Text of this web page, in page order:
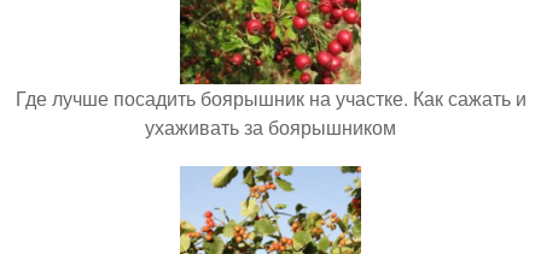
Где лучше посадить боярышник на участке. Как сажать и
ухаживать за боярышником